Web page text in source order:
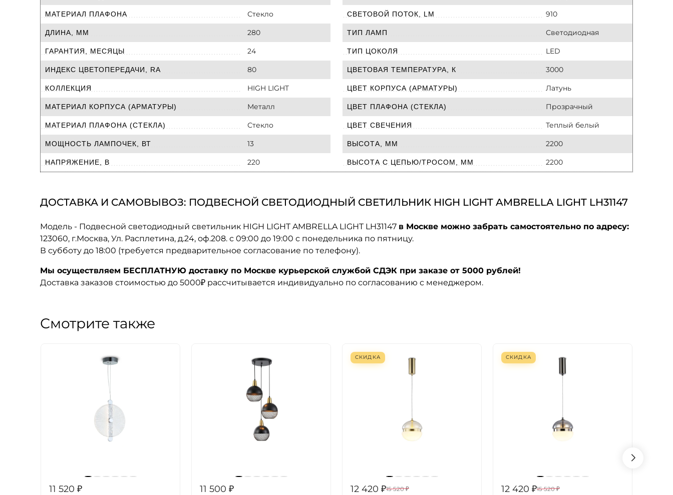
МАТЕРИАЛ ПЛАФОНА Стекло
ДЛИНА, ММ 280
ГАРАНТИЯ, МЕСЯЦЫ 24
ИНДЕКС ЦВЕТОПЕРЕДАЧИ, RA 80
КОЛЛЕКЦИЯ HIGH LIGHT
МАТЕРИАЛ КОРПУСА (АРМАТУРЫ) Металл
МАТЕРИАЛ ПЛАФОНА (СТЕКЛА) Стекло
МОЩНОСТЬ ЛАМПОЧЕК, ВТ 13
НАПРЯЖЕНИЕ, В 220
СВЕТОВОЙ ПОТОК, LM 910
ТИП ЛАМП Светодиодная
ТИП ЦОКОЛЯ LED
ЦВЕТОВАЯ ТЕМПЕРАТУРА, К 3000
ЦВЕТ КОРПУСА (АРМАТУРЫ) Латунь
ЦВЕТ ПЛАФОНА (СТЕКЛА) Прозрачный
ЦВЕТ СВЕЧЕНИЯ Теплый белый
ВЫСОТА, ММ 2200
ВЫСОТА С ЦЕПЬЮ/ТРОСОМ, ММ 2200
ДОСТАВКА И САМОВЫВОЗ: ПОДВЕСНОЙ СВЕТОДИОДНЫЙ СВЕТИЛЬНИК HIGH LIGHT AMBRELLA LIGHT LH31147
Модель - Подвесной светодиодный светильник HIGH LIGHT AMBRELLA LIGHT LH31147 в Москве можно забрать самостоятельно по адресу:
123060, г.Москва, Ул. Расплетина, д.24, оф.208. с 09:00 до 19:00 с понедельника по пятницу.
В субботу до 18:00 (требуется предварительное согласование по телефону).
Мы осуществляем БЕСПЛАТНУЮ доставку по Москве курьерской службой СДЭК при заказе от 5000 рублей!
Доставка заказов стоимостью до 5000₽ рассчитывается индивидуально по согласованию с менеджером.
Смотрите также
11 520 ₽ 11 500 ₽
СКИДКА
12 420 ₽15 520 ₽
СКИДКА
12 420 ₽15 520 ₽